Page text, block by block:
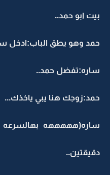
بيت ابو حمد..
حمد وهو يطق الباب:ادخل
ساره:تفضل حمد..
حمد:زوجك هنا يبي ياخذك...
ساره(هههههه بهالسرعه
دقيقتين..